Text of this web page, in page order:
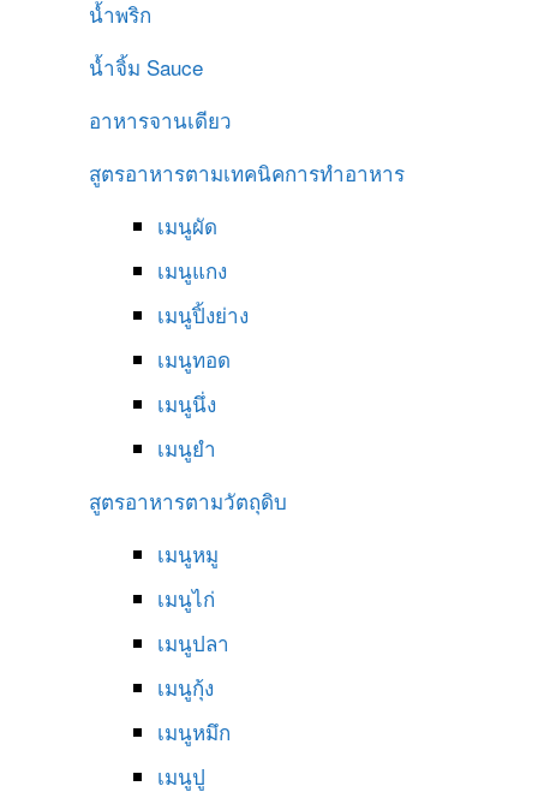
น้ำพริก
น้ำจิ้ม Sauce
อาหารจานเดียว
สูตรอาหารตามเทคนิคการทำอาหาร
เมนูผัด
เมนูแกง
เมนูปิ้งย่าง
เมนูทอด
เมนูนึ่ง
เมนูยำ
สูตรอาหารตามวัตถุดิบ
เมนูหมู
เมนูไก่
เมนูปลา
เมนูกุ้ง
เมนูหมึก
เมนูปู